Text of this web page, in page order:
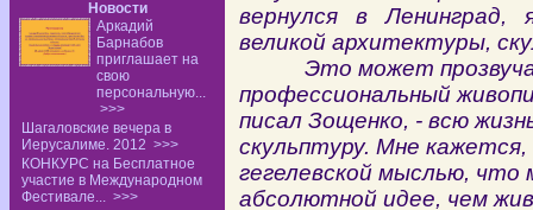
Новости
Аркадий
Барнабов
приглашает на
свою
персональную...
>>>
Шагаловские вечера в
Иерусалиме. 2012 >>>
КОНКУРС на Бесплатное
участие в Международном
Фестивале... >>>
вернулся в Ленинград,
великой архитектуры,
Это может
профессиональный
писал Зощенко, - всю
скульптуру. Мне
гегелевской мыслью, что
абсолютной идее, чем